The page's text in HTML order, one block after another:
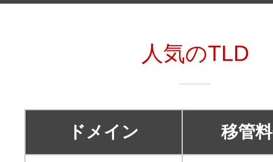
ドメインの登録/更新/移管料金
料金一覧
中古ドメインのSEO効果は？
DNS管理サービス
不要になったドメインを安全・簡単
設定ガイド一覧
人気のTLD
ドメイン 移管